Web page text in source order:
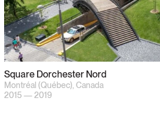
Square Dorchester Nord
Montréal (Québec), Canada
2015 — 2019